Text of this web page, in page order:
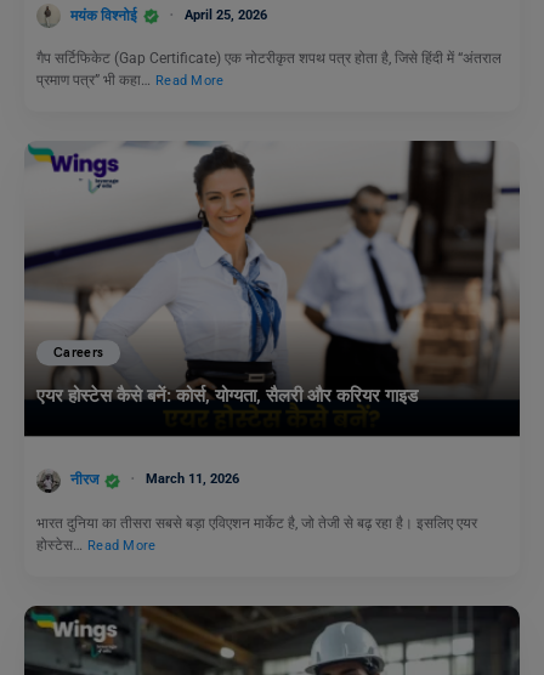
मयंक विश्नोई April 25, 2026
गैप सर्टिफिकेट (Gap Certificate) एक नोटरीकृत शपथ पत्र होता है, जिसे हिंदी में “अंतराल
प्रमाण पत्र” भी कहा… Read More
Careers
एयर होस्टेस कैसे बनें: कोर्स, योग्यता, सैलरी और करियर गाइड
नीरज March 11, 2026
भारत दुनिया का तीसरा सबसे बड़ा एविएशन मार्केट है, जो तेजी से बढ़ रहा है। इसलिए एयर
होस्टेस…
Read More